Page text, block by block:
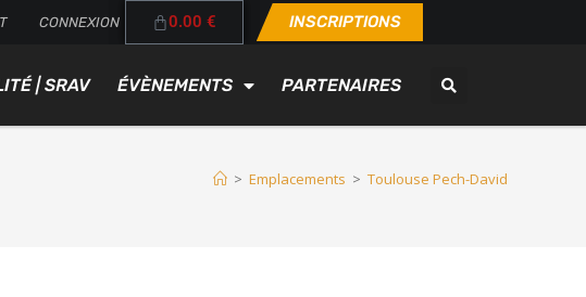
CONNEXION 0.00€ INSCRIPTIONS
| SRAV ÉVÈNEMENTS PARTENAIRES
> Emplacements > Toulouse Pech-David